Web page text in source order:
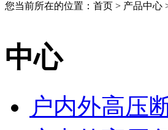
您当前所在的位置：首页 > 产品中心
中心
户内外高压